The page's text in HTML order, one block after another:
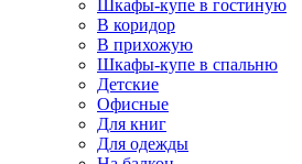
Шкафы-купе в гостиную
В коридор
В прихожую
Шкафы-купе в спальню
Детские
Офисные
Для книг
Для одежды